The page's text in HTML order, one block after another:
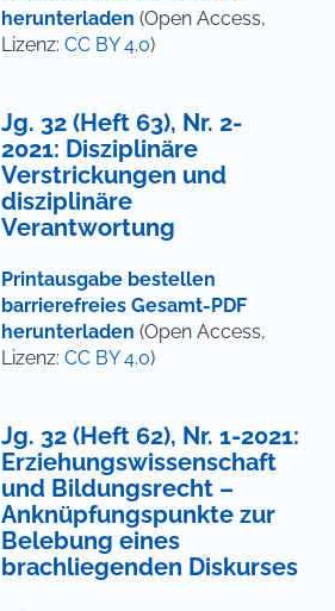
herunterladen (Open Access,
Lizenz: CC BY 4.0)
Jg. 32 (Heft 63), Nr. 2-
2021: Disziplinäre
Verstrickungen und
disziplinäre
Verantwortung
Printausgabe bestellen
barrierefreies Gesamt-PDF
herunterladen (Open Access,
Lizenz: CC BY 4.0)
Jg. 32 (Heft 62), Nr. 1-2021:
Erziehungswissenschaft
und Bildungsrecht –
Anknüpfungspunkte zur
Belebung eines
brachliegenden Diskurses